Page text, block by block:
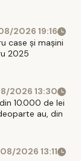
2026 19:16
case și mașini
2025
2026 13:30
10.000 de lei
au, din
2026 13:11